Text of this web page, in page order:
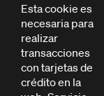
Esta cookie es
necesaria para
realizar
transacciones
con tarjetas de
crédito en la